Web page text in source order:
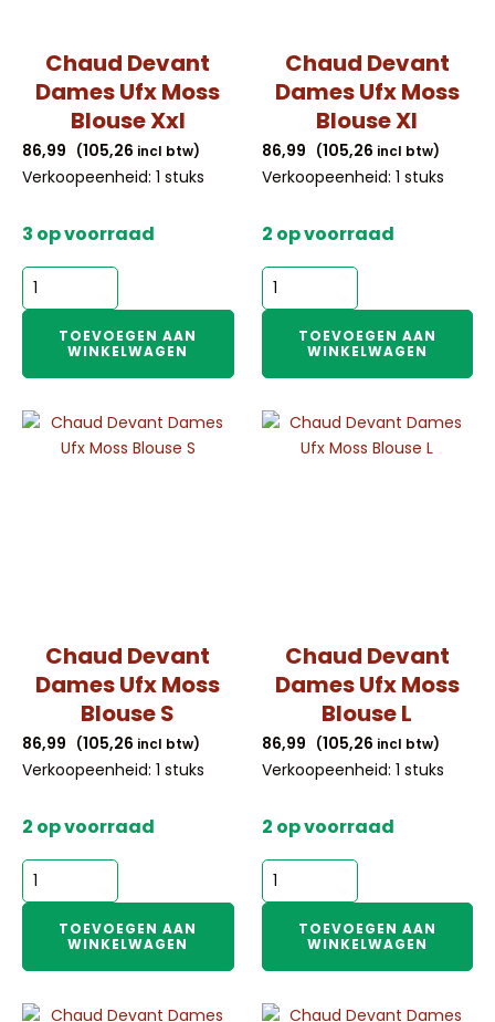
Chaud Devant
Dames Ufx Moss
Blouse Xxl
86,99 (105,26 incl btw)
Verkoopeenheid: 1 stuks
3 op voorraad
Chaud
Devant
Dames
Moss
Xxl
aantal
TOEVOEGEN AAN
WINKELWAGEN
Chaud Devant
Dames Ufx Moss
Blouse Xl
86,99 (105,26 incl btw)
Verkoopeenheid: 1 stuks
2 op voorraad
Chaud
Devant
Dames
Moss
Xl
aantal
TOEVOEGEN AAN
WINKELWAGEN
Chaud Devant
Dames Ufx Moss
Blouse S
86,99 (105,26 incl btw)
Verkoopeenheid: 1 stuks
2 op voorraad
Chaud
Devant
Dames
Moss
S
TOEVOEGEN AAN
WINKELWAGEN
Chaud Devant
Dames Ufx Moss
Blouse L
86,99 (105,26 incl btw)
Verkoopeenheid: 1 stuks
2 op voorraad
Chaud
Devant
Dames
Moss
L
TOEVOEGEN AAN
WINKELWAGEN